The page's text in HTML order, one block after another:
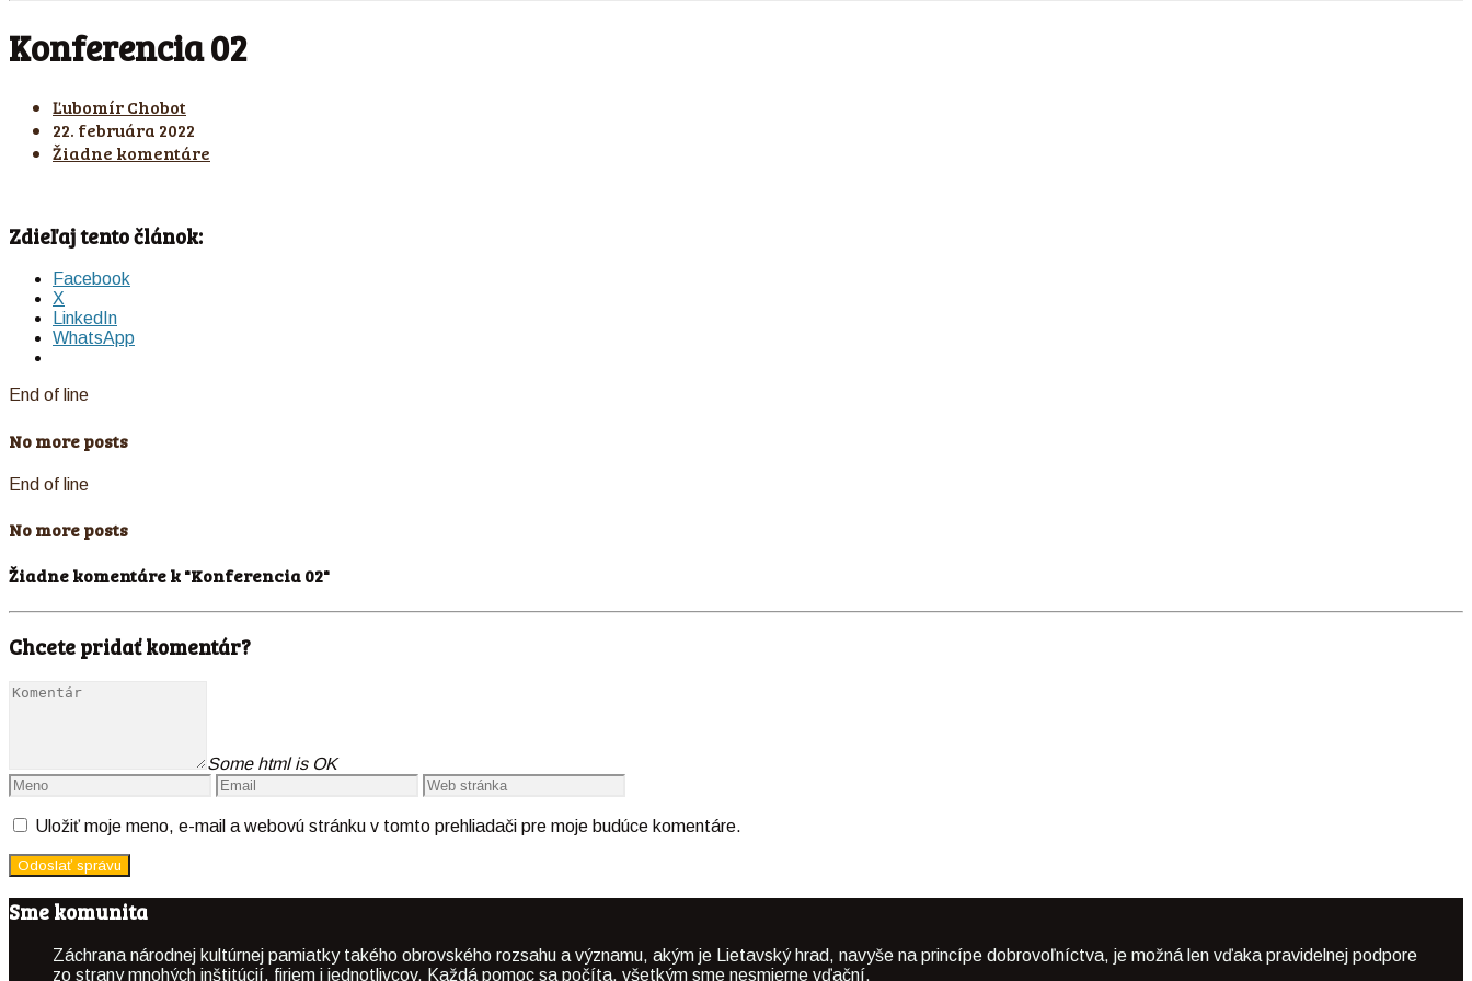
Konferencia 02
Ľubomír Chobot
22. februára 2022
Žiadne komentáre
Zdieľaj tento článok:
Facebook
X
LinkedIn
WhatsApp
End of line
No more posts
End of line
No more posts
Žiadne komentáre k "Konferencia 02"
Chcete pridať komentár?
Some html is OK
Uložiť moje meno, e-mail a webovú stránku v tomto prehliadači pre moje budúce komentáre.
Sme komunita
Záchrana národnej kultúrnej pamiatky takého obrovského rozsahu a významu, akým je Lietavský hrad, navyše na princípe dobrovoľníctva, je možná len vďaka pravidelnej podpore
zo strany mnohých inštitúcií, firiem i jednotlivcov. Každá pomoc sa počíta, všetkým sme nesmierne vďační.